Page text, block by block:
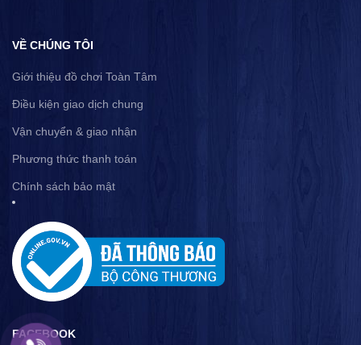
VỀ CHÚNG TÔI
Giới thiệu đồ chơi Toàn Tâm
Điều kiện giao dịch chung
Vận chuyển & giao nhận
Phương thức thanh toán
Chính sách bảo mật
FACEBOOK